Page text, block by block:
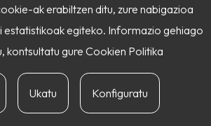
ak erabiltzen ditu, zure nabigazioa
estatistikoak egiteko. Informazio gehiago
kontsultatu gure Cookien Politika
Ukatu Konfiguratu